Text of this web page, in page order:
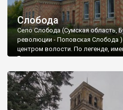
Слобода
Село Слобода (Сумская область,
революции - Поповская Слобода
центром волости. По легенде,
Бошу.